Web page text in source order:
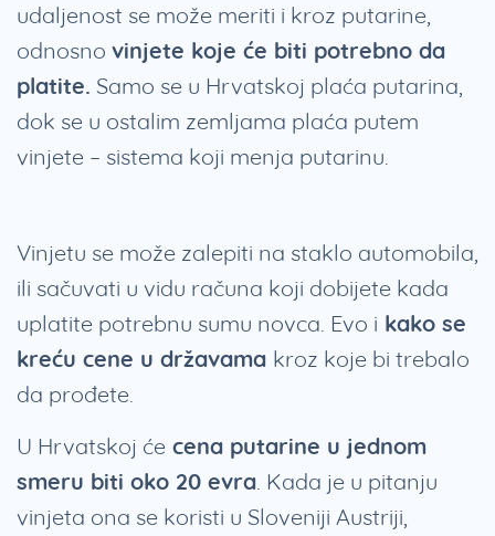
udaljenost se može meriti i kroz putarine,
odnosno vinjete koje će biti potrebno da
platite. Samo se u Hrvatskoj plaća putarina,
dok se u ostalim zemljama plaća putem
vinjete – sistema koji menja putarinu.
Vinjetu se može zalepiti na staklo automobila,
ili sačuvati u vidu računa koji dobijete kada
uplatite potrebnu sumu novca. Evo i kako se
kreću cene u državama kroz koje bi trebalo
da prođete.
U Hrvatskoj će cena putarine u jednom
smeru biti oko 20 evra . Kada je u pitanju
vinjeta ona se koristi u Sloveniji Austriji,